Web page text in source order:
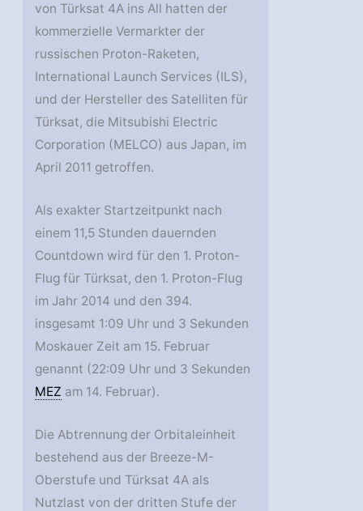
von Türksat 4A ins All hatten der
kommerzielle Vermarkter der
russischen Proton-Raketen,
International Launch Services (ILS),
und der Hersteller des Satelliten für
Türksat, die Mitsubishi Electric
Corporation (MELCO) aus Japan, im
April 2011 getroffen.
Als exakter Startzeitpunkt nach
einem 11,5 Stunden dauernden
Countdown wird für den 1. Proton-
Flug für Türksat, den 1. Proton-Flug
im Jahr 2014 und den 394.
insgesamt 1:09 Uhr und 3 Sekunden
Moskauer Zeit am 15. Februar
genannt (22:09 Uhr und 3 Sekunden
MEZ am 14. Februar).
Die Abtrennung der Orbitaleinheit
bestehend aus der Breeze-M-
Oberstufe und Türksat 4A als
Nutzlast von der dritten Stufe der